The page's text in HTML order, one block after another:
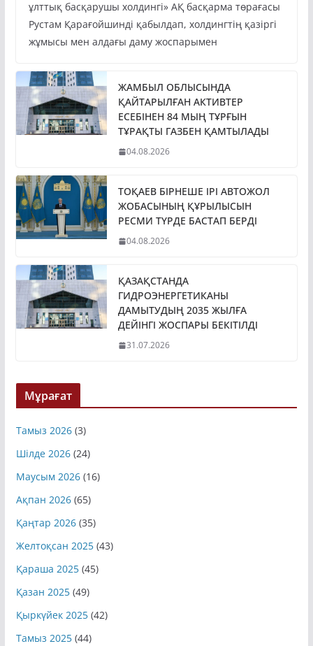
ұлттық басқарушы холдингі» АҚ басқарма төрағасы
Рустам Қарағойшинді қабылдап, холдингтің қазіргі
жұмысы мен алдағы даму жоспарымен
ЖАМБЫЛ ОБЛЫСЫНДА
ҚАЙТАРЫЛҒАН АКТИВТЕР
ЕСЕБІНЕН 84 МЫҢ ТҰРҒЫН
ТҰРАҚТЫ ГАЗБЕН ҚАМТЫЛАДЫ
04.08.2026
ТОҚАЕВ БІРНЕШЕ ІРІ АВТОЖОЛ
ЖОБАСЫНЫҢ ҚҰРЫЛЫСЫН
РЕСМИ ТҮРДЕ БАСТАП БЕРДІ
04.08.2026
ҚАЗАҚСТАНДА
ГИДРОЭНЕРГЕТИКАНЫ
ДАМЫТУДЫҢ 2035 ЖЫЛҒА
ДЕЙІНГІ ЖОСПАРЫ БЕКІТІЛДІ
31.07.2026
Мұрағат
Тамыз 2026(3)
Шілде 2026(24)
Маусым 2026(16)
Ақпан 2026(65)
Қаңтар 2026(35)
Желтоқсан 2025(43)
Қараша 2025(45)
Қазан 2025(49)
Қыркүйек 2025(42)
Тамыз 2025(44)